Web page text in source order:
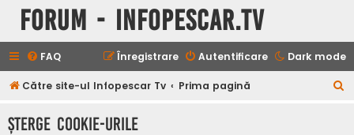
Forum - InfoPescar.Tv
Dark mode
FAQ Autentificare
Înregistrare
Către site-ul Infopescar Tv Prima pagină
Şterge cookie-urile